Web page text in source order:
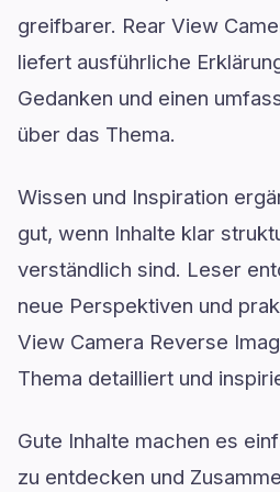
greifbarer. Rear View
liefert ausführliche
Gedanken und einen
über das Thema.
Wissen und Inspiration
gut, wenn Inhalte klar
verständlich sind. Leser
neue Perspektiven und
View Camera Reverse
Thema detailliert und
Gute Inhalte machen es
zu entdecken und